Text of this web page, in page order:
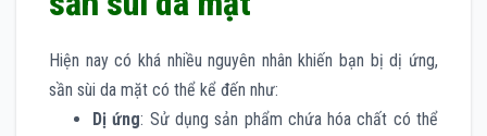
Hiện nay có khá nhiều nguyên nhân khiến bạn bị dị ứng,
sần sùi da mặt có thể kể đến như:
Dị ứng: Sử dụng sản phẩm chứa hóa chất có thể